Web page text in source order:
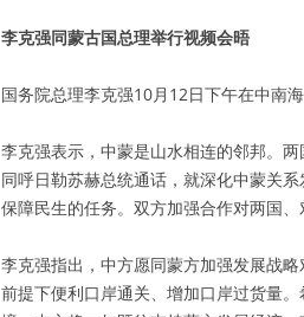
李克强同蒙古国总理举行视频会晤
国务院总理李克强10月12日下午在中南
李克强表示，中蒙是山水相连的邻邦。
同呼日勒苏赫总统通话，就深化中蒙关
保障民生的任务。双方加强合作对两国
李克强指出，中方愿同蒙方加强发展战
前提下便利口岸通关、增加口岸过货量